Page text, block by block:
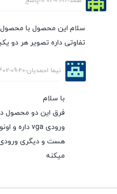
تفاوتی داره تصویر هر دو
نیما احمدیان 09-20
با سلام
فرق این دو محصول
میکنه